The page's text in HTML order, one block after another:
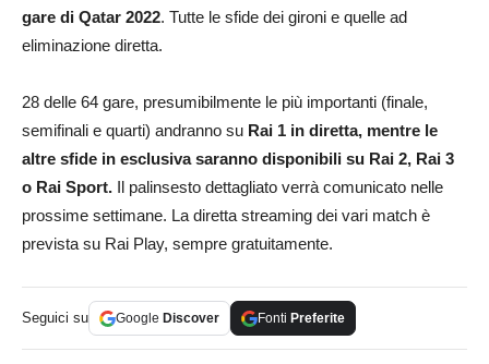
gare di Qatar 2022. Tutte le sfide dei gironi e quelle ad
eliminazione diretta.
28 delle 64 gare, presumibilmente le più importanti (finale,
semifinali e quarti) andranno su Rai 1 in diretta, mentre le
altre sfide in esclusiva saranno disponibili su Rai 2, Rai 3
o Rai Sport. Il palinsesto dettagliato verrà comunicato nelle
prossime settimane. La diretta streaming dei vari match è
prevista su Rai Play, sempre gratuitamente.
Seguici su Google Discover Fonti Preferite